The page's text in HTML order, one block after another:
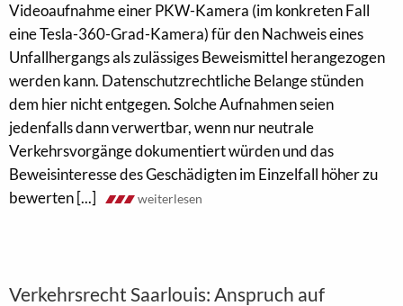
Videoaufnahme einer PKW-Kamera (im konkreten Fall
eine Tesla-360-Grad-Kamera) für den Nachweis eines
Unfallhergangs als zulässiges Beweismittel herangezogen
werden kann. Datenschutzrechtliche Belange stünden
dem hier nicht entgegen. Solche Aufnahmen seien
jedenfalls dann verwertbar, wenn nur neutrale
Verkehrsvorgänge dokumentiert würden und das
Beweisinteresse des Geschädigten im Einzelfall höher zu
bewerten [...]
weiterlesen
Verkehrsrecht Saarlouis: Anspruch auf